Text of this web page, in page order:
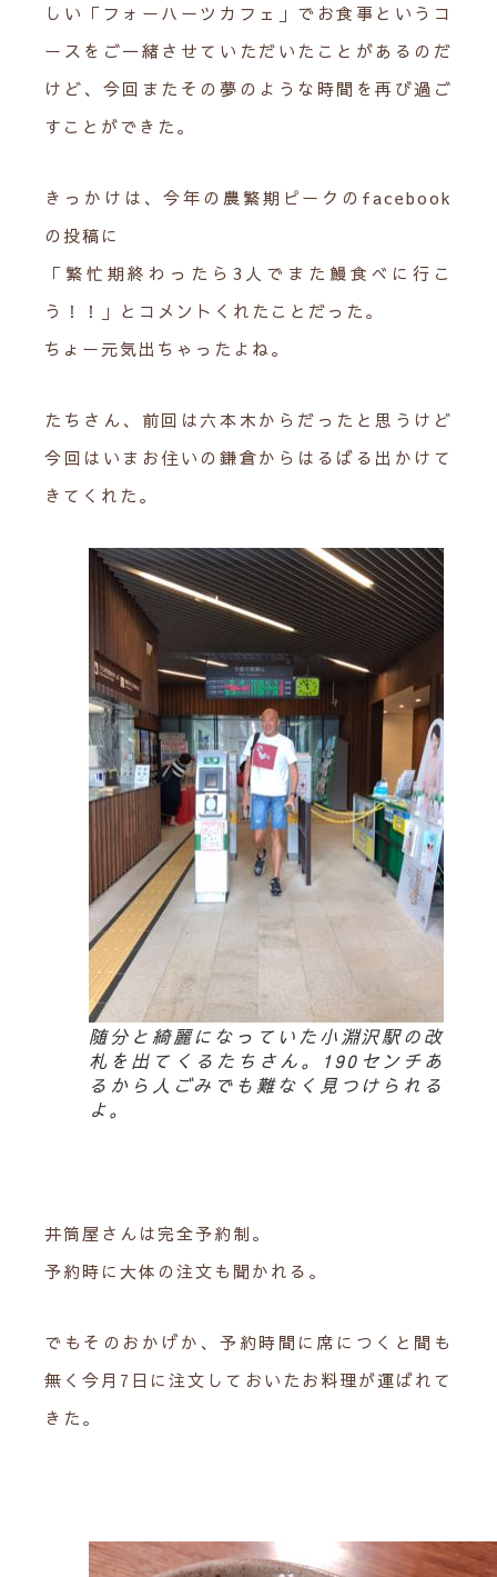
しい「フォーハーツカフェ」でお食事というコ
ースをご一緒させていただいたことがあるのだ
けど、今回またその夢のような時間を再び過ご
すことができた。
きっかけは、今年の農繁期ピークのfacebook
の投稿に
「繁忙期終わったら3人でまた鰻食べに行こ
う！！」とコメントくれたことだった。
ちょー元気出ちゃったよね。
たちさん、前回は六本木からだったと思うけど
今回はいまお住いの鎌倉からはるばる出かけて
きてくれた。
随分と綺麗になっていた小淵沢駅の改
札を出てくるたちさん。190センチあ
るから人ごみでも難なく見つけられる
よ。
井筒屋さんは完全予約制。
予約時に大体の注文も聞かれる。
でもそのおかげか、予約時間に席につくと間も
無く今月7日に注文しておいたお料理が運ばれて
きた。